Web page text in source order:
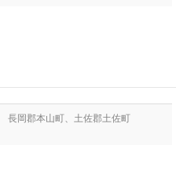
長岡郡本山町、土佐郡土佐町